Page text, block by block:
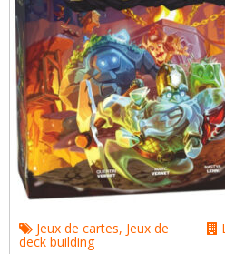
Jeux de cartes, Jeux de
deck building